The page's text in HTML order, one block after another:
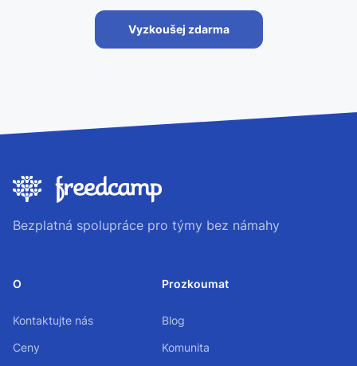
Vyzkoušej zdarma
Bezplatná spolupráce pro týmy bez námahy
O
Kontaktujte nás
Ceny
Prozkoumat
Blog
Komunita